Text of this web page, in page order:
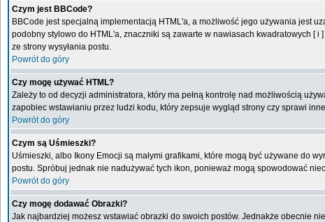
Czym jest BBCode?
BBCode jest specjalną implementacją HTML'a, a możliwość jego używania jest
podobny stylowo do HTML'a, znaczniki są zawarte w nawiasach kwadratowych [
ze strony wysyłania postu.
Powrót do góry
Czy mogę używać HTML?
Zależy to od decyzji administratora, który ma pełną kontrolę nad możliwością
zapobiec wstawianiu przez ludzi kodu, który zepsuje wygląd strony czy sprawi
Powrót do góry
Czym są Uśmieszki?
Uśmieszki, albo Ikony Emocji są małymi grafikami, które mogą być używane do
postu. Spróbuj jednak nie nadużywać tych ikon, ponieważ mogą spowodować
Powrót do góry
Czy mogę dodawać Obrazki?
Jak najbardziej możesz wstawiać obrazki do swoich postów. Jednakże obecnie